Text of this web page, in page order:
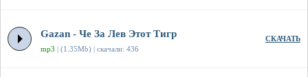
Gazan - Че За Лев Этот Тигр
mp3 | (1.35Mb) | скачали: 436
СКАЧАТЬ